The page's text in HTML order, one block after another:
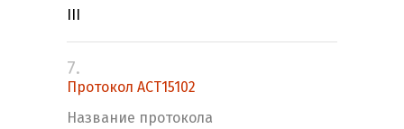
7.
Протокол ACT15102
Название протокола